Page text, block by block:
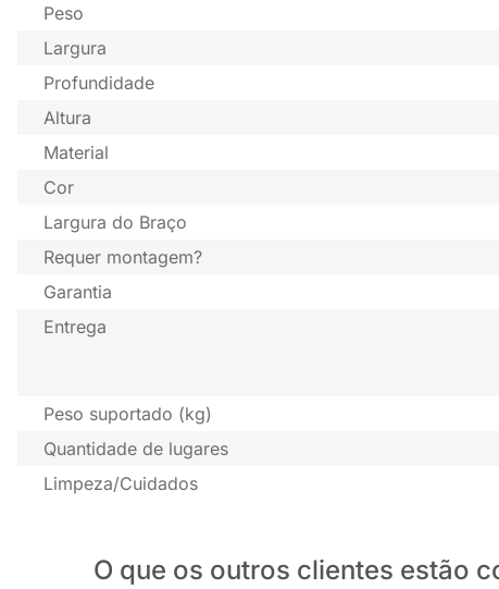
Peso
Largura
Profundidade
Altura
Material
Cor
Largura do Braço
Requer montagem?
Garantia
Entrega
Peso suportado (kg)
Quantidade de lugares
Limpeza/Cuidados
O que os outros clientes estão